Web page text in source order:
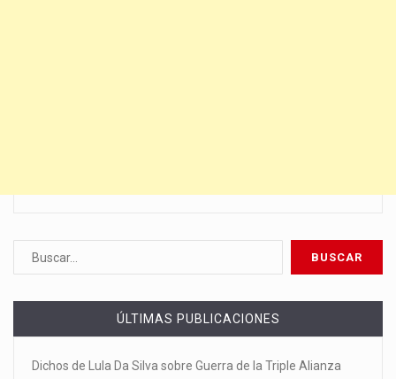
ÚLTIMAS PUBLICACIONES
Dichos de Lula Da Silva sobre Guerra de la Triple Alianza